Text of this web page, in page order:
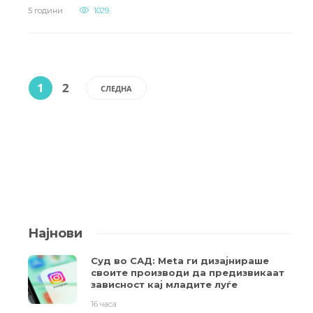
5 години 1029
1 2 СЛЕДНА
Најнови
Суд во САД: Meta ги дизајнираше
своите производи да предизвикаат
зависност кај младите луѓе
16 часа